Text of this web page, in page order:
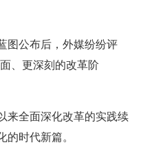
图公布后，外媒纷纷评
、更深刻的改革阶
来全面深化改革的实践续
的时代新篇。